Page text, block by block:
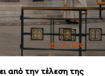
από την τέλεση της